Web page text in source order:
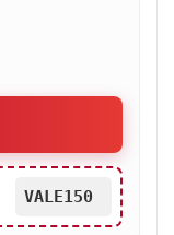
VALE150